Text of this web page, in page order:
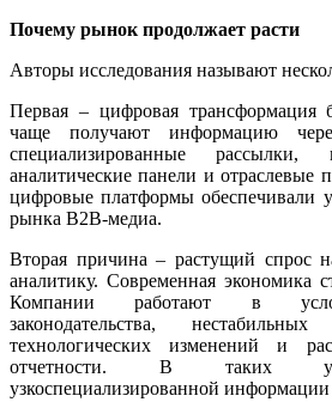
Почему рынок продолжает расти
Авторы исследования называют
Первая – цифровая трансформация
чаще получают информацию
специализированные рассылки,
аналитические панели и отраслевые
цифровые платформы обеспечивали
рынка B2B-медиа.
Вторая причина – растущий спрос
аналитику. Современная экономика
Компании работают в
законодательства,
технологических изменений и
отчетности. В таких
узкоспециализированной информации